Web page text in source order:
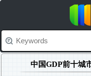
中国GDP前十城